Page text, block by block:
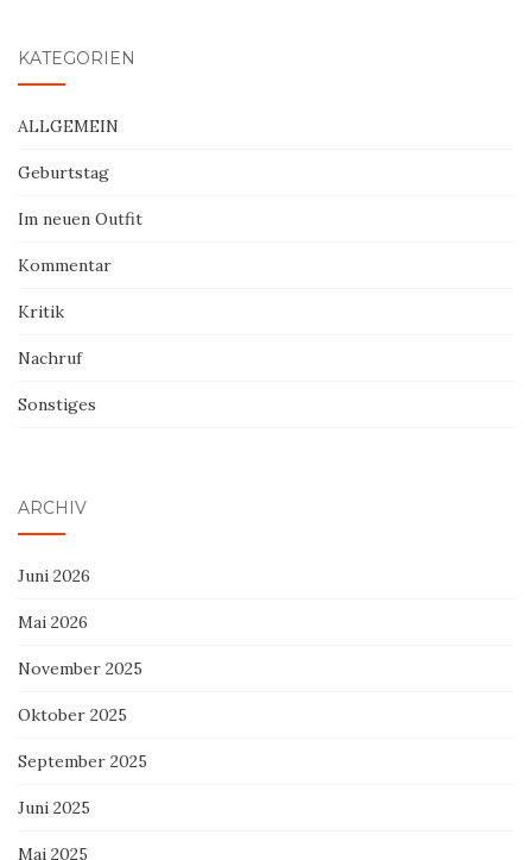
KATEGORIEN
ALLGEMEIN
Geburtstag
Im neuen Outfit
Kommentar
Kritik
Nachruf
Sonstiges
ARCHIV
Juni 2026
Mai 2026
November 2025
Oktober 2025
September 2025
Juni 2025
Mai 2025